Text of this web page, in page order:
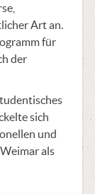
Art an.
für
der
sich
und
als